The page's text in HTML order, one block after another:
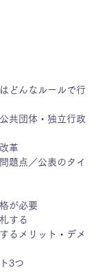
どんなルールで行
共団体・独立行政
革
題点／公表のタイ
が必要
する
るメリット・デメ
3つ